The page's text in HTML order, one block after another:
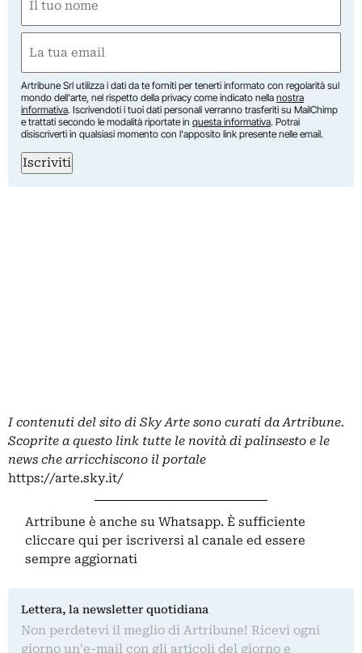
(Required)
First
(Required)
Artribune Srl utilizza i dati da te forniti per tenerti informato con regolarità sul
mondo dell'arte, nel rispetto della privacy come indicato nella nostra
informativa. Iscrivendoti i tuoi dati personali verranno trasferiti su MailChimp
e trattati secondo le modalità riportate in questa informativa. Potrai
disiscriverti in qualsiasi momento con l'apposito link presente nelle email.
Iscriviti
I contenuti del sito di Sky Arte sono curati da Artribune.
Scoprite a questo link tutte le novità di palinsesto e le
news che arricchiscono il portale
https://arte.sky.it/
Artribune è anche su Whatsapp. È sufficiente
cliccare qui per iscriversi al canale ed essere
sempre aggiornati
Lettera, la newsletter quotidiana
Non perdetevi il meglio di Artribune! Ricevi ogni
giorno un'e-mail con gli articoli del giorno e